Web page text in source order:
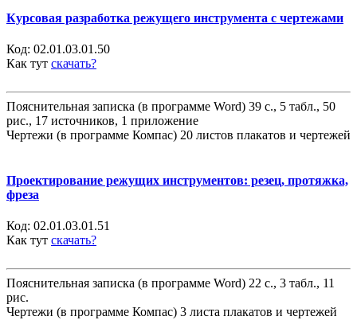
Курсовая разработка режущего инструмента с чертежами
Код: 02.01.03.01.50
Как тут скачать?
Пояснительная записка (в программе Word) 39 с., 5 табл., 50
рис., 17 источников, 1 приложение
Чертежи (в программе Компас) 20 листов плакатов и чертежей
Проектирование режущих инструментов: резец, протяжка,
фреза
Код: 02.01.03.01.51
Как тут скачать?
Пояснительная записка (в программе Word) 22 с., 3 табл., 11
рис.
Чертежи (в программе Компас) 3 листа плакатов и чертежей